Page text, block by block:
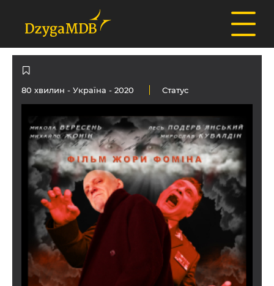
80 хвилин - Україна - 2020 Статус